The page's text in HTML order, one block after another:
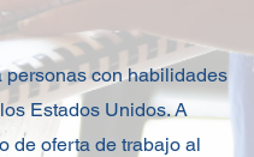
personas con habilidades
Estados Unidos. A
de oferta de trabajo al